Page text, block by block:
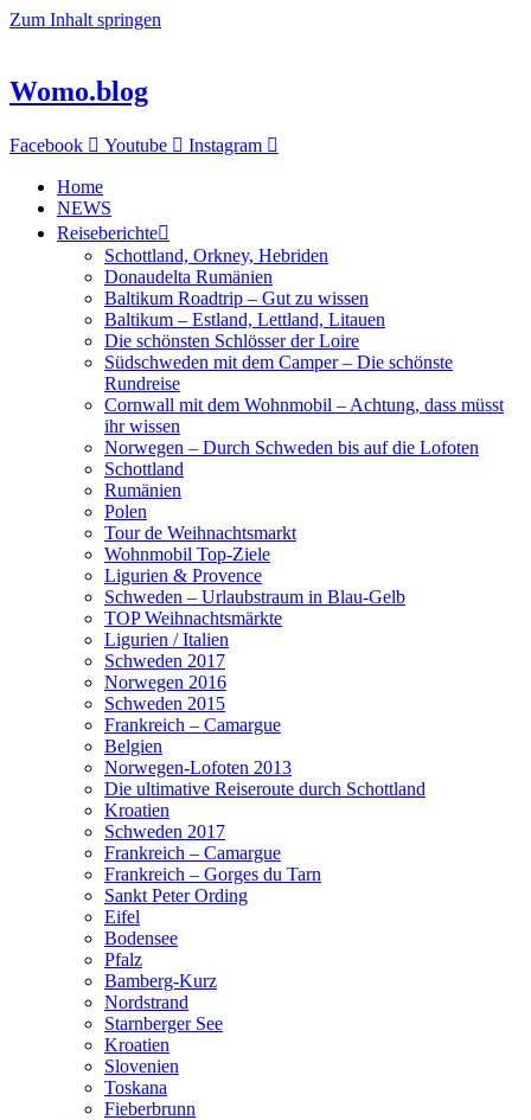
Zum Inhalt springen
Womo.blog
Facebook Youtube Instagram
Home
NEWS
Reiseberichte
Schottland, Orkney, Hebriden
Donaudelta Rumänien
Baltikum Roadtrip – Gut zu wissen
Baltikum – Estland, Lettland, Litauen
Die schönsten Schlösser der Loire
Südschweden mit dem Camper – Die schönste
Rundreise
Cornwall mit dem Wohnmobil – Achtung, dass müsst
ihr wissen
Norwegen – Durch Schweden bis auf die Lofoten
Schottland
Rumänien
Polen
Tour de Weihnachtsmarkt
Wohnmobil Top-Ziele
Ligurien & Provence
Schweden – Urlaubstraum in Blau-Gelb
TOP Weihnachtsmärkte
Ligurien / Italien
Schweden 2017
Norwegen 2016
Schweden 2015
Frankreich – Camargue
Belgien
Norwegen-Lofoten 2013
Die ultimative Reiseroute durch Schottland
Kroatien
Schweden 2017
Frankreich – Camargue
Frankreich – Gorges du Tarn
Sankt Peter Ording
Eifel
Bodensee
Pfalz
Bamberg-Kurz
Nordstrand
Starnberger See
Kroatien
Slovenien
Toskana
Fieberbrunn